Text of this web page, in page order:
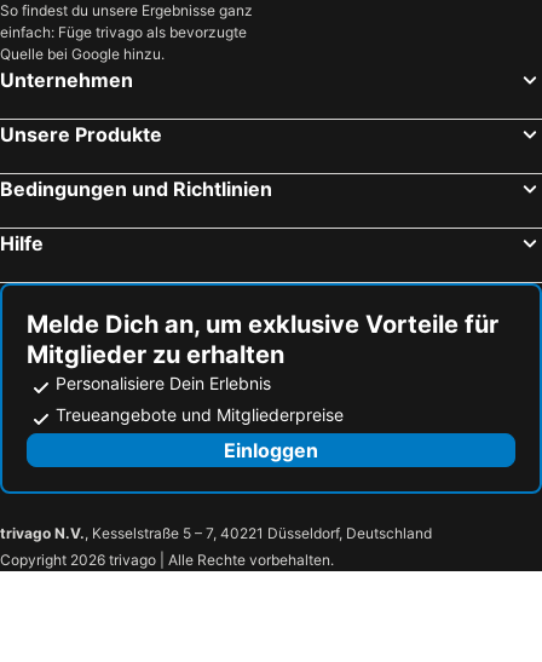
So findest du unsere Ergebnisse ganz
einfach: Füge trivago als bevorzugte
Quelle bei Google hinzu.
Unternehmen
Unsere Produkte
Bedingungen und Richtlinien
Hilfe
Melde Dich an, um exklusive Vorteile für
Mitglieder zu erhalten
Personalisiere Dein Erlebnis
Treueangebote und Mitgliederpreise
Einloggen
trivago N.V., Kesselstraße 5 – 7, 40221 Düsseldorf, Deutschland
Copyright 2026 trivago | Alle Rechte vorbehalten.